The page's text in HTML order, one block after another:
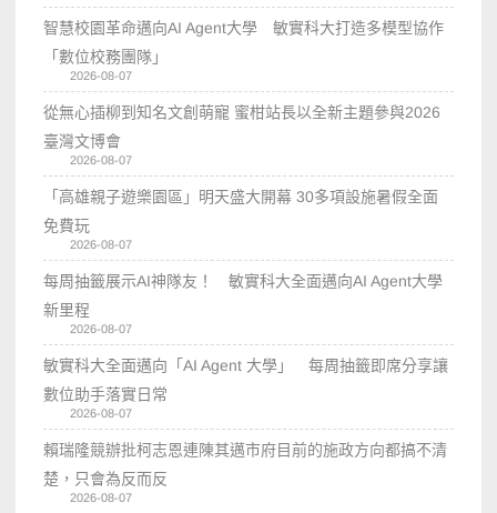
智慧校園革命邁向AI Agent大學 敏實科大打造多模型協作
「數位校務團隊」
2026-08-07
從無心插柳到知名文創萌寵 蜜柑站長以全新主題參與2026
臺灣文博會
2026-08-07
「高雄親子遊樂園區」明天盛大開幕 30多項設施暑假全面
免費玩
2026-08-07
每周抽籤展示AI神隊友！ 敏實科大全面邁向AI Agent大學
新里程
2026-08-07
敏實科大全面邁向「AI Agent 大學」 每周抽籤即席分享讓
數位助手落實日常
2026-08-07
賴瑞隆競辦批柯志恩連陳其邁市府目前的施政方向都搞不清
楚，只會為反而反
2026-08-07